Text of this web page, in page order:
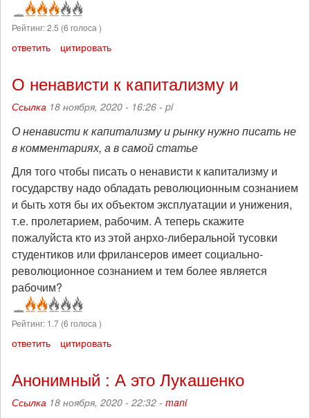
Рейтинг:2.5 (6 голоса )
ответить цитировать
О ненависти к капитализму и
Ссылка 18 ноября, 2020 - 16:26 - pi
О ненависти к капитализму и рынку нужно писать не
в комментариях, а в самой статье
Для того чтобы писать о ненависти к капитализму и
государству надо обладать революционным сознанием
и быть хотя бы их объектом эксплуатации и унижения,
т.е. пролетарием, рабочим. А теперь скажите
пожалуйста кто из этой анрхо-либеральной тусовки
студентиков или фрилансеров имеет социально-
революционное сознанием и тем более является
рабочим?
Рейтинг: 1.7 (6 голоса )
ответить цитировать
Анонимный : А это Лукашенко
Ссылка 18 ноября, 2020 - 22:32 - mani